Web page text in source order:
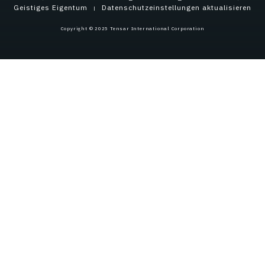
Geistiges Eigentum
Datenschutzeinstellungen aktualisieren
Copyright © 2025 Tensar International Corporation